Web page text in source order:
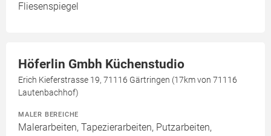
Fliesenspiegel
Höferlin Gmbh Küchenstudio
Erich Kieferstrasse 19, 71116 Gärtringen (17km von 71116
Lautenbachhof)
MALER BEREICHE
Malerarbeiten, Tapezierarbeiten, Putzarbeiten,